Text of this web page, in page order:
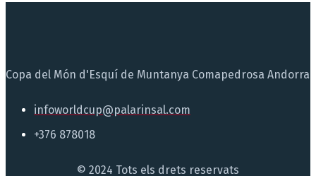
Copa del Món d'Esquí de Muntanya Comapedrosa Andorra
infoworldcup@palarinsal.com
+376 878018
© 2024 Tots els drets reservats